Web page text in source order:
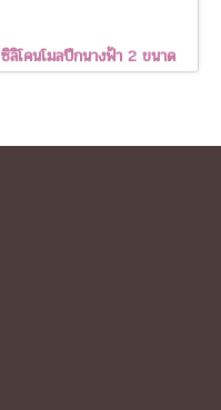
ซิลิโคนโมลปีกนางฟ้า 2 ขนาด